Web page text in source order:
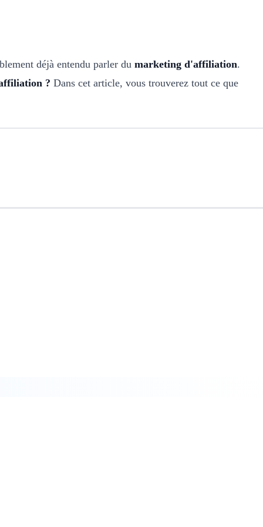
déjà entendu parler du marketing d'affiliation.
? Dans cet article, vous trouverez tout ce que